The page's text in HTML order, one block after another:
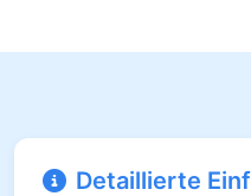
Detaillierte